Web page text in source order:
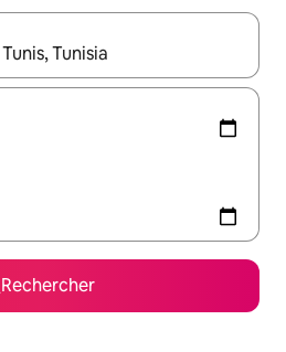
utilisez les flèches vers le
Rechercher